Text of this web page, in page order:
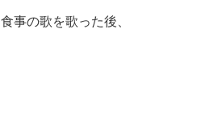
事の歌を歌った後、